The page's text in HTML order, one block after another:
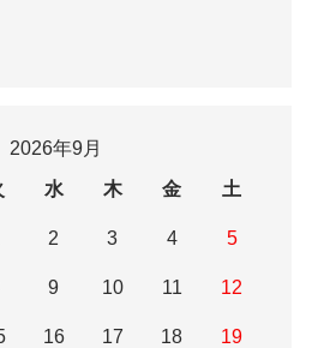
2026年9月
水 木 金 土
2 3 4 5
9 10 11 12
16 17 18 19